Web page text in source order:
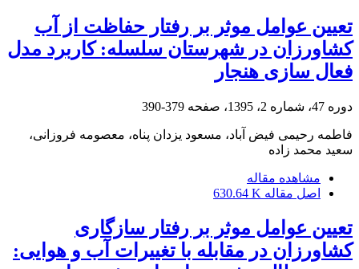
تعیین عوامل موثر بر رفتار حفاظت از آب
کشاورزان در شهرستان سلسله: کاربرد مدل
فعال سازی هنجار
دوره 47، شماره 2، 1395، صفحه 379-390
فاطمه رحیمی فیض آباد، مسعود یزدان پناه، معصومه فروزانی،
سعید محمد زاده
مشاهده مقاله
اصل مقاله 630.64 K
تعیین عوامل موثر بر رفتار سازگاری
کشاورزان در مقابله با تغییرات آب و هوایی: